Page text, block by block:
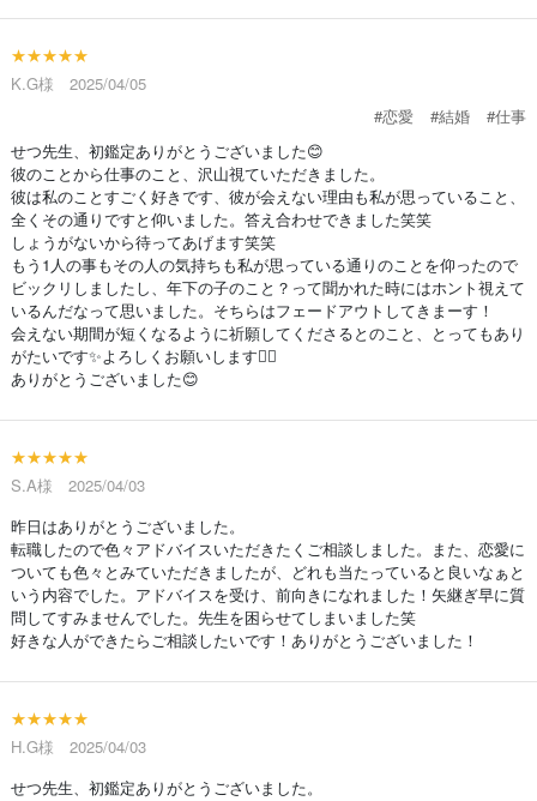
★★★★★
K.G様 2025/04/05
#恋愛
#結婚
#仕事
せつ先生、初鑑定ありがとうございました😊
彼のことから仕事のこと、沢山視ていただきました。
彼は私のことすごく好きです、彼が会えない理由も私が思っていること、
全くその通りですと仰いました。答え合わせできました笑笑
しょうがないから待ってあげます笑笑
もう1人の事もその人の気持ちも私が思っている通りのことを仰ったので
ビックリしましたし、年下の子のこと？って聞かれた時にはホント視えて
いるんだなって思いました。そちらはフェードアウトしてきまーす！
会えない期間が短くなるように祈願してくださるとのこと、とってもあり
がたいです✨よろしくお願いします🙇‍♀️
ありがとうございました😊
★★★★★
S.A様 2025/04/03
昨日はありがとうございました。
転職したので色々アドバイスいただきたくご相談しました。また、恋愛に
ついても色々とみていただきましたが、どれも当たっていると良いなぁと
いう内容でした。アドバイスを受け、前向きになれました！矢継ぎ早に質
問してすみませんでした。先生を困らせてしまいました笑
好きな人ができたらご相談したいです！ありがとうございました！
★★★★★
H.G様 2025/04/03
せつ先生、初鑑定ありがとうございました。